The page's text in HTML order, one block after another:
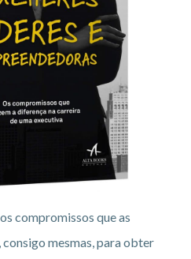
compromissos que as
mesmas, para obter